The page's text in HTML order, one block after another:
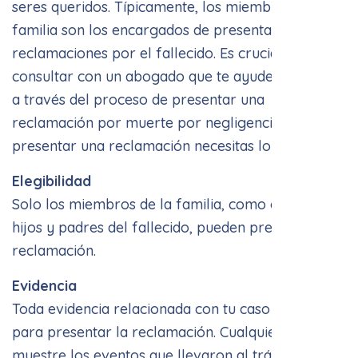
reclamaciones por el fallecido. Es crucial
consultar con un abogado que te ayude a guiarte
a través del proceso de presentar una
reclamación por muerte por negligencia. Para
presentar una reclamación necesitas lo siguiente:
Elegibilidad
Solo los miembros de la familia, como cónyuges,
hijos y padres del fallecido, pueden presentar una
reclamación.
Evidencia
Toda evidencia relacionada con tu caso será útil
para presentar la reclamación. Cualquier cosa que
muestre los eventos que llevaron al trágico
acontecimiento.